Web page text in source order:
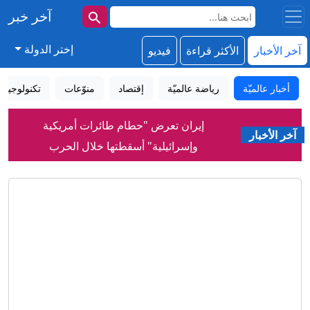
آخر خبر
آخر الأخبار الأكثر قراءة فيديو إختر الدولة
أخبار عالميّة رياضة عالميّة إقتصاد منوّعات تكنولوجيا
آخر الأخبار
إيران تعرض "حطام طائرات أمريكية
وإسرائيلية" أسقطتها خلال الحرب
"بوتين قد يهاجم إحدى دول الناتو".. ما